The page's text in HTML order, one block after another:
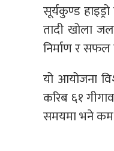
सूर्यकुण्ड
तादी खोला
निर्माण र
यो आयोजना
करिब ६१
समयमा भने कम